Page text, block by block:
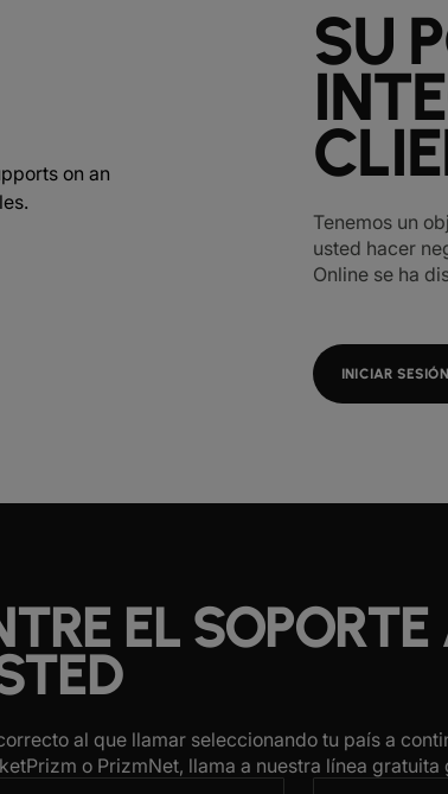
SU
Tenemos un
usted hacer
Online se ha
INICIAR SESIÓN
EL
al que llamar seleccionando tu país a
o PrizmNet, llama a nuestra línea gratuita